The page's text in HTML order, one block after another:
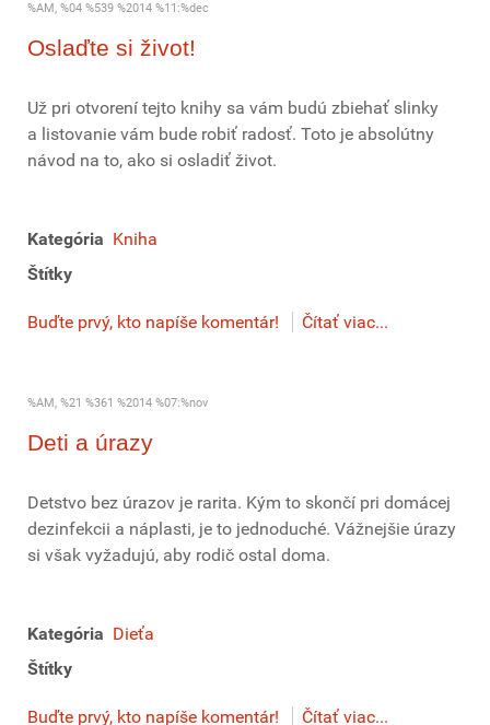
%AM, %04 %539 %2014 %11:%dec
Oslaďte si život!
Už pri otvorení tejto knihy sa vám budú zbiehať slinky
a listovanie vám bude robiť radosť. Toto je absolútny
návod na to, ako si osladiť život.
Kategória Kniha
Štítky
Buďte prvý, kto napíše komentár! Čítať viac...
%AM, %21 %361 %2014 %07:%nov
Deti a úrazy
Detstvo bez úrazov je rarita. Kým to skončí pri domácej
dezinfekcii a náplasti, je to jednoduché. Vážnejšie úrazy
si však vyžadujú, aby rodič ostal doma.
Kategória Dieťa
Štítky
Buďte prvý, kto napíše komentár! Čítať viac...